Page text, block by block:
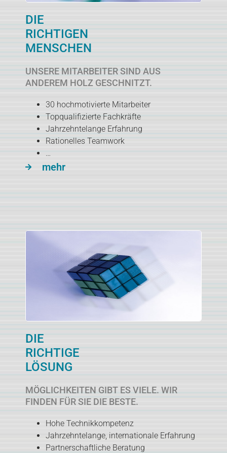
DIE
RICHTIGEN
MENSCHEN
UNSERE MITARBEITER SIND AUS
ANDEREM HOLZ GESCHNITZT.
30 hochmotivierte Mitarbeiter
Topqualifizierte Fachkräfte
Jahrzehntelange Erfahrung
Rationelles Teamwork
…
mehr
DIE
RICHTIGE
LÖSUNG
MÖGLICHKEITEN GIBT ES VIELE. WIR
FINDEN FÜR SIE DIE BESTE.
Hohe Technikkompetenz
Jahrzehntelange, internationale Erfahrung
Partnerschaftliche Beratung